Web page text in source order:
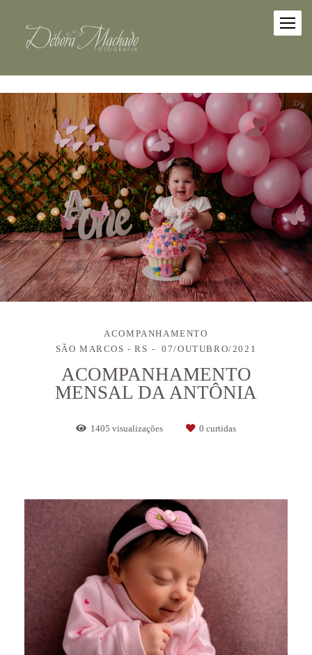
ACOMPANHAMENTO
SÃO MARCOS - RS
07/OUTUBRO/2021
ACOMPANHAMENTO
MENSAL DA ANTÔNIA
1405 visualizações 0 curtidas